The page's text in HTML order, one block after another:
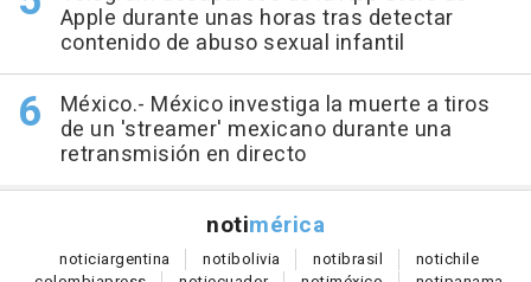
Apple durante unas horas tras detectar
contenido de abuso sexual infantil
México.- México investiga la muerte a tiros
de un 'streamer' mexicano durante una
retransmisión en directo
notimérica
noticiargentina notibolivia notibrasil notichile